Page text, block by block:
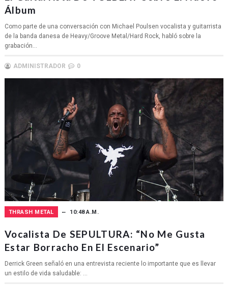
Álbum
Como parte de una conversación con Michael Poulsen vocalista y guitarrista
de la banda danesa de Heavy/Groove Metal/Hard Rock, habló sobre la
grabación...
ADMINISTRADOR 0
THRASH METAL 10:48 A.M.
Vocalista De SEPULTURA: “No Me Gusta
Estar Borracho En El Escenario”
Derrick Green señaló en una entrevista reciente lo importante que es llevar
un estilo de vida saludable: ...